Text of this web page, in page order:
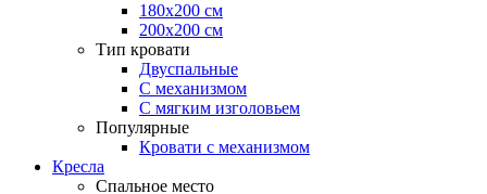
180х200 см
200х200 см
Тип кровати
Двуспальные
С механизмом
С мягким изголовьем
Популярные
Кровати с механизмом
Кресла
Спальное место